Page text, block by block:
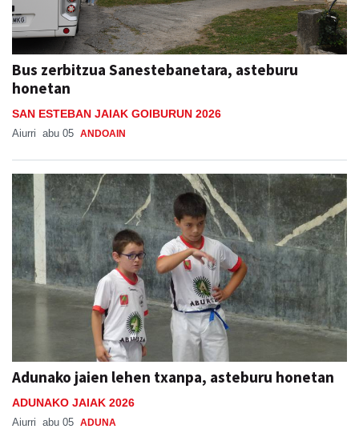
Bus zerbitzua Sanestebanetara, asteburu
honetan
SAN ESTEBAN JAIAK GOIBURUN 2026
Aiurri abu 05 ANDOAIN
Adunako jaien lehen txanpa, asteburu honetan
ADUNAKO JAIAK 2026
Aiurri abu 05 ADUNA